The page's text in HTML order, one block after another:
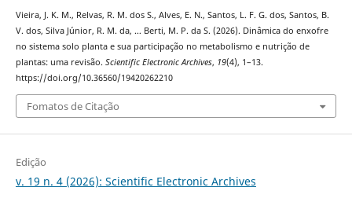
Vieira, J. K. M., Relvas, R. M. dos S., Alves, E. N., Santos, L. F. G. dos, Santos, B.
V. dos, Silva Júnior, R. M. da, … Berti, M. P. da S. (2026). Dinâmica do enxofre
no sistema solo planta e sua participação no metabolismo e nutrição de
plantas: uma revisão. Scientific Electronic Archives, 19(4), 1–13.
https://doi.org/10.36560/19420262210
Fomatos de Citação
Edição
v. 19 n. 4 (2026): Scientific Electronic Archives